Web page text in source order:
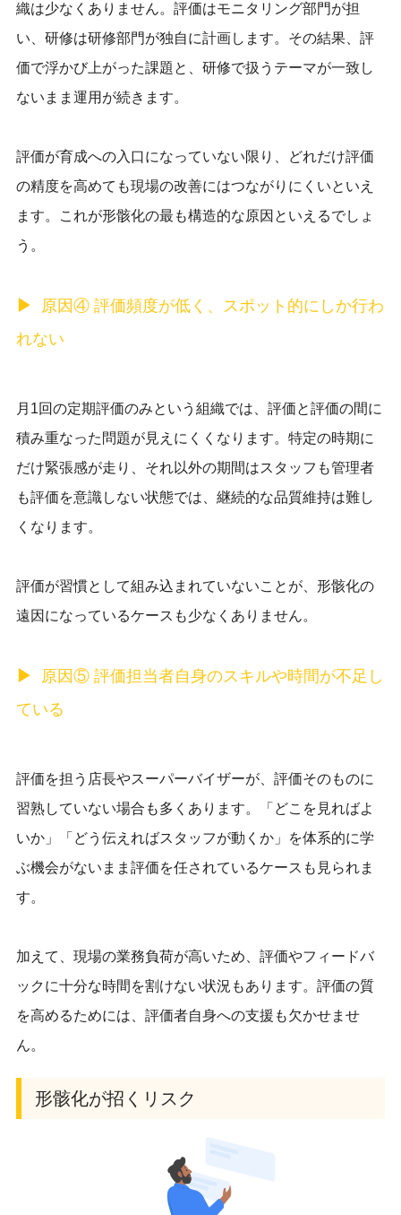
織は少なくありません。評価はモニタリング部門が担
い、研修は研修部門が独自に計画します。その結果、評
価で浮かび上がった課題と、研修で扱うテーマが一致し
ないまま運用が続きます。
評価が育成への入口になっていない限り、どれだけ評価
の精度を高めても現場の改善にはつながりにくいといえ
ます。これが形骸化の最も構造的な原因といえるでしょ
う。
原因④ 評価頻度が低く、スポット的にしか行わ
れない
月1回の定期評価のみという組織では、評価と評価の間に
積み重なった問題が見えにくくなります。特定の時期に
だけ緊張感が走り、それ以外の期間はスタッフも管理者
も評価を意識しない状態では、継続的な品質維持は難し
くなります。
評価が習慣として組み込まれていないことが、形骸化の
遠因になっているケースも少なくありません。
原因⑤ 評価担当者自身のスキルや時間が不足し
ている
評価を担う店長やスーパーバイザーが、評価そのものに
習熟していない場合も多くあります。「どこを見ればよ
いか」「どう伝えればスタッフが動くか」を体系的に学
ぶ機会がないまま評価を任されているケースも見られま
す。
加えて、現場の業務負荷が高いため、評価やフィードバ
ックに十分な時間を割けない状況もあります。評価の質
を高めるためには、評価者自身への支援も欠かせませ
ん。
形骸化が招くリスク